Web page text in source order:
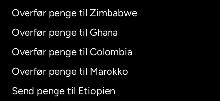
Overfør penge til Zimbabwe
Overfør penge til Ghana
Overfør penge til Colombia
Overfør penge til Marokko
Send penge til Etiopien